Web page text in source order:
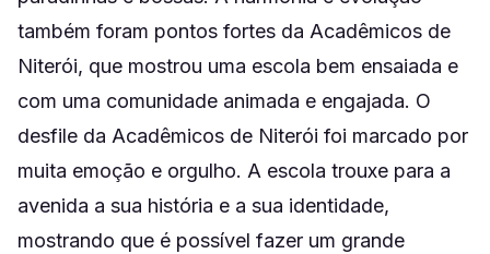
também foram pontos fortes da Acadêmicos de
Niterói, que mostrou uma escola bem ensaiada e
com uma comunidade animada e engajada. O
desfile da Acadêmicos de Niterói foi marcado por
muita emoção e orgulho. A escola trouxe para a
avenida a sua história e a sua identidade,
mostrando que é possível fazer um grande